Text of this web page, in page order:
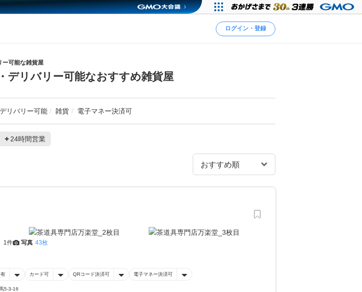
ログイン・登録
ー可能な雑貨屋
デリバリー可能なおすすめ雑貨屋
リバリー可能 雑貨 電子マネー決済可
24時間営業
1件 写真 43枚
カード可 QRコード決済可 電子マネー決済可
5-3-16